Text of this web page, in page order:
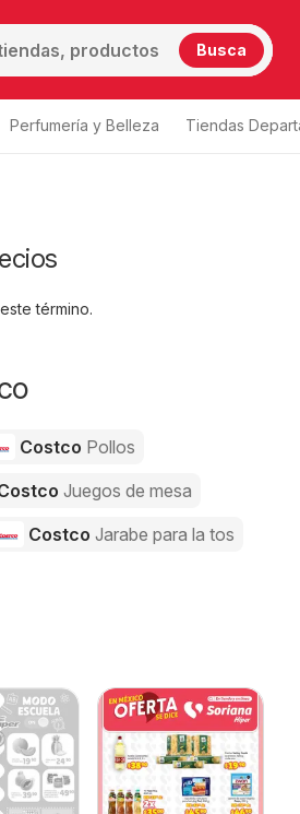
Busca
Perfumería y Belleza Tiendas
término.
Costco Pollos
Juegos de mesa
CostcoJarabe para la tos